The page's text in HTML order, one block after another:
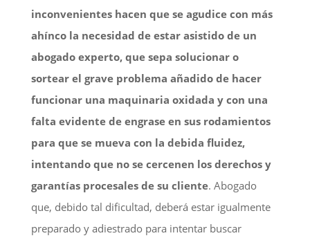
inconvenientes hacen que se agudice con más
ahínco la necesidad de estar asistido de un
abogado experto, que sepa solucionar o
sortear el grave problema añadido de hacer
funcionar una maquinaria oxidada y con una
falta evidente de engrase en sus rodamientos
para que se mueva con la debida fluidez,
intentando que no se cercenen los derechos y
garantías procesales de su cliente. Abogado
que, debido tal dificultad, deberá estar igualmente
preparado y adiestrado para intentar buscar